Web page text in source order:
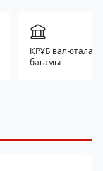
ҚРҰБ валюталар
бағамы